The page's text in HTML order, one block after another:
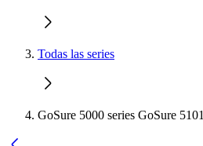
Todas las series
GoSure 5000 series GoSure 5101